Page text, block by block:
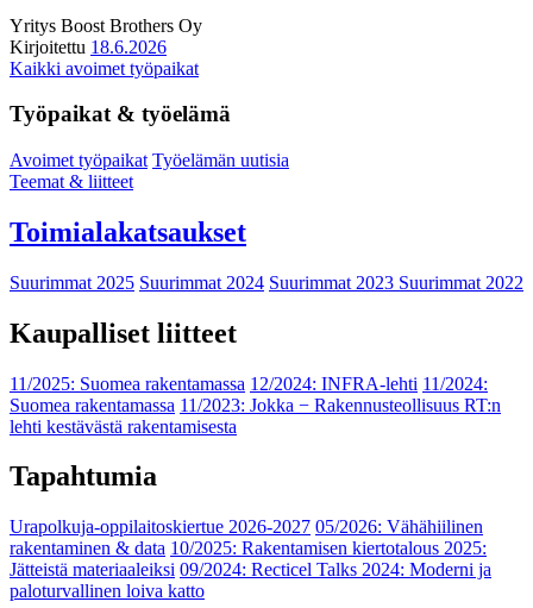
Yritys Boost Brothers Oy
Kirjoitettu 18.6.2026
Kaikki avoimet työpaikat
Työpaikat & työelämä
Avoimet työpaikat Työelämän uutisia
Teemat & liitteet
Toimialakatsaukset
Suurimmat 2025 Suurimmat 2024 Suurimmat 2023 Suurimmat 2022
Kaupalliset liitteet
11/2025: Suomea rakentamassa 12/2024: INFRA-lehti 11/2024:
Suomea rakentamassa 11/2023: Jokka − Rakennusteollisuus RT:n
lehti kestävästä rakentamisesta
Tapahtumia
Urapolkuja-oppilaitoskiertue 2026-2027 05/2026: Vähähiilinen
rakentaminen & data 10/2025: Rakentamisen kiertotalous 2025:
Jätteistä materiaaleiksi 09/2024: Recticel Talks 2024: Moderni ja
paloturvallinen loiva katto